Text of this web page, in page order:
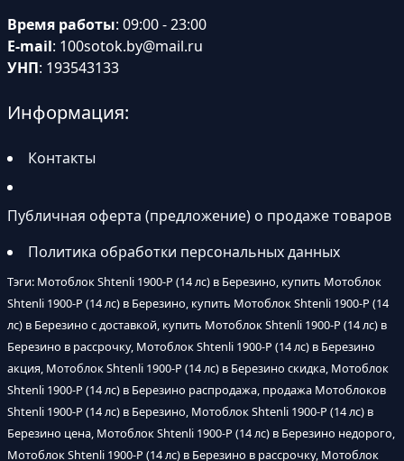
Время работы: 09:00 - 23:00
E-mail: 100sotok.by@mail.ru
УНП: 193543133
Информация:
Контакты
Публичная оферта (предложение) о продаже товаров
Политика обработки персональных данных
Тэги: Мотоблок Shtenli 1900-P (14 лс) в Березино, купить Мотоблок
Shtenli 1900-P (14 лс) в Березино, купить Мотоблок Shtenli 1900-P (14
лс) в Березино с доставкой, купить Мотоблок Shtenli 1900-P (14 лс) в
Березино в рассрочку, Мотоблок Shtenli 1900-P (14 лс) в Березино
акция, Мотоблок Shtenli 1900-P (14 лс) в Березино скидка, Мотоблок
Shtenli 1900-P (14 лс) в Березино распродажа, продажа Мотоблоков
Shtenli 1900-P (14 лс) в Березино, Мотоблок Shtenli 1900-P (14 лс) в
Березино цена, Мотоблок Shtenli 1900-P (14 лс) в Березино недорого,
Мотоблок Shtenli 1900-P (14 лс) в Березино в рассрочку, Мотоблок